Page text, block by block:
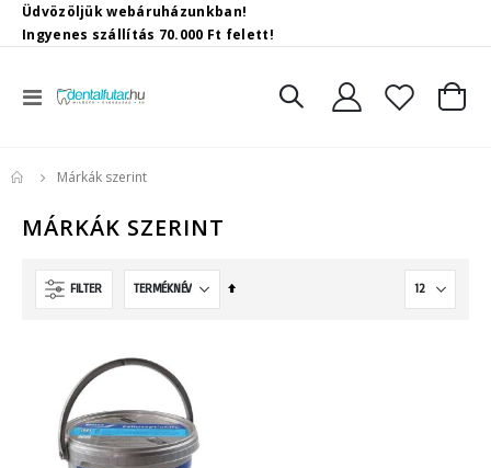
Üdvözöljük webáruházunkban!
Ingyenes szállítás 70.000 Ft felett!
Toggle
Kosár
Márkák szerint
MÁRKÁK SZERINT
FILTER
Csökkenő